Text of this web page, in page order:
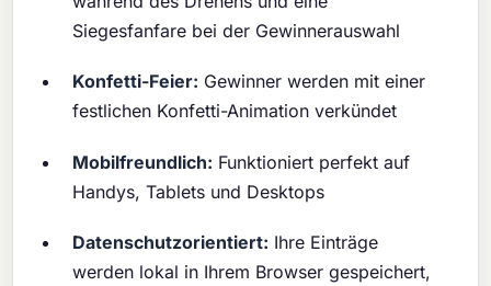
Siegesfanfare bei der Gewinnerauswahl
Konfetti-Feier: Gewinner werden mit einer
festlichen Konfetti-Animation verkündet
Mobilfreundlich: Funktioniert perfekt auf
Handys, Tablets und Desktops
Datenschutzorientiert: Ihre Einträge
werden lokal in Ihrem Browser gespeichert,